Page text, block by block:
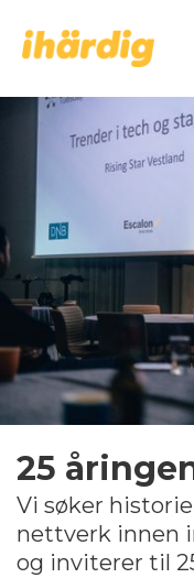
25
Vi søker
nettverk innen
og inviterer til